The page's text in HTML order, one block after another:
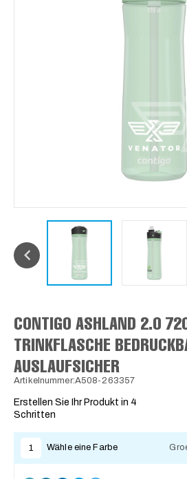
CONTIGO ASHLAND 2.0
TRINKFLASCHE
AUSLAUFSICHER
Artikelnummer:A508-263357
Erstellen Sie Ihr Produkt in 4
Schritten
1 Wähle eine Farbe